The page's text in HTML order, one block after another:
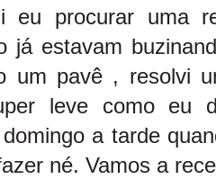
eu procurar uma
já estavam
um pavê , resolvi
leve como eu
a tarde
né. Vamos a